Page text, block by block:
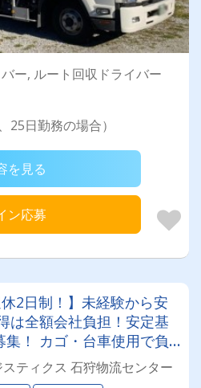
ー, ルート回収ドライバー
25日勤務の場合）
を見る
ン応募
2日制！】未経験から安
は全額会社負担！安定基
！ カゴ・台車使用で負
わず活躍できるお仕事で
ティクス 石狩物流センター